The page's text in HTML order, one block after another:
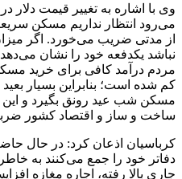
وی با اشاره به تغییر قیمت دلار
می‌رود انتظار نداریم مسکن
از مدتی ضریب می‌خورد. اگر
نباشد یکدفعه خود را نشان
مردم درآمد کافی برای خرید مسکن
کم شده است؛ بنابراین بسیار
مسکن شب عید رونق بگیرد و این
ساخت و ساز و اقتصاد کشور
کرباسیان اذعان کرد: در حال
دفاتر خود را جمع می‌کنند به
جاری بالا رفته، اجاره مغازه